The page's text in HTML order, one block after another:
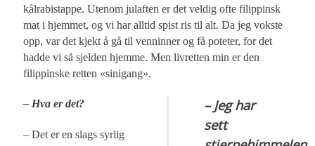
kålrabistappe. Utenom julaften er det veldig ofte filippinsk
mat i hjemmet, og vi har alltid spist ris til alt. Da jeg vokste
opp, var det kjekt å gå til venninner og få poteter, for det
hadde vi så sjelden hjemme. Men livretten min er den
filippinske retten «sinigang».
– Jeg har
sett
– Hva er det?
– Det er en slags syrlig